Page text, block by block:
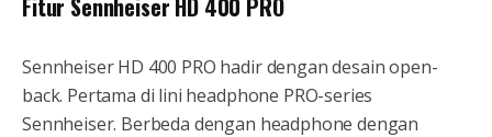
Sennheiser HD 400 PRO hadir dengan desain open-
back. Pertama di lini headphone PRO-series
Sennheiser. Berbeda dengan headphone dengan